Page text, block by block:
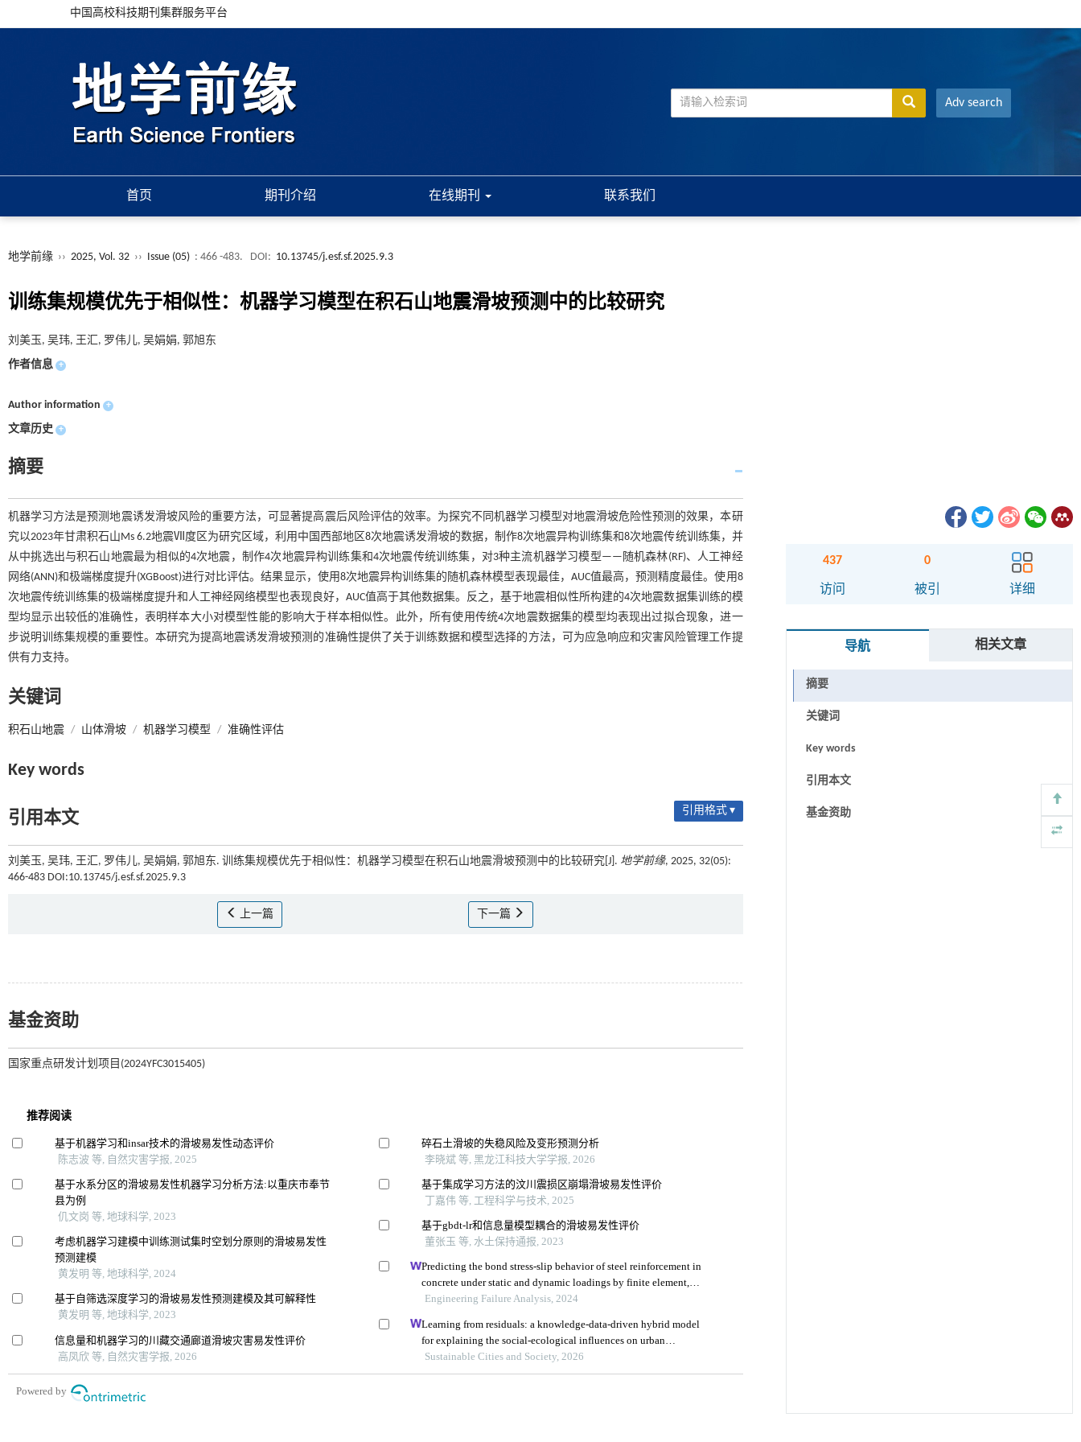
中国高校科技期刊集群服务平台
Adv search
首页 期刊介绍 在线期刊 联系我们
地学前缘 ›› 2025, Vol. 32 ›› Issue (05) : 466 -483. DOI: 10.13745/j.esf.sf.2025.9.3
训练集规模优先于相似性：机器学习模型在积石山地震滑坡预测中的比较研究
刘美玉, 吴玮, 王汇, 罗伟儿, 吴娟娟, 郭旭东
作者信息 +
Author information +
文章历史 +
摘要
机器学习方法是预测地震诱发滑坡风险的重要方法，可显著提高震后风险评估的效率。为探究不同机器学习模型对地震滑坡危险性预测的效果，本研
究以2023年甘肃积石山Ms 6.2地震Ⅶ度区为研究区域，利用中国西部地区8次地震诱发滑坡的数据，制作8次地震异构训练集和8次地震传统训练集，并
从中挑选出与积石山地震最为相似的4次地震，制作4次地震异构训练集和4次地震传统训练集，对3种主流机器学习模型——随机森林(RF)、人工神经
网络(ANN)和极端梯度提升(XGBoost)进行对比评估。结果显示，使用8次地震异构训练集的随机森林模型表现最佳，AUC值最高，预测精度最佳。使用8
次地震传统训练集的极端梯度提升和人工神经网络模型也表现良好，AUC值高于其他数据集。反之，基于地震相似性所构建的4次地震数据集训练的模
型均显示出较低的准确性，表明样本大小对模型性能的影响大于样本相似性。此外，所有使用传统4次地震数据集的模型均表现出过拟合现象，进一
步说明训练集规模的重要性。本研究为提高地震诱发滑坡预测的准确性提供了关于训练数据和模型选择的方法，可为应急响应和灾害风险管理工作提
供有力支持。
关键词
积石山地震 / 山体滑坡 / 机器学习模型 / 准确性评估
Key words
引用本文 引用格式 ▾
刘美玉, 吴玮, 王汇, 罗伟儿, 吴娟娟, 郭旭东. 训练集规模优先于相似性：机器学习模型在积石山地震滑坡预测中的比较研究[J]. 地学前缘, 2025, 32(05):
466-483 DOI:10.13745/j.esf.sf.2025.9.3
上一篇 下一篇
基金资助
国家重点研发计划项目(2024YFC3015405)
437
访问
0
被引 详细
导航 相关文章
摘要
关键词
Key words
引用本文
基金资助